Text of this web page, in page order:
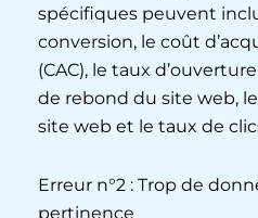
spécifiques peuvent
conversion, le coût
(CAC), le taux
de rebond du site web,
site web et le taux de
Erreur n°2 : Trop de
pertinence